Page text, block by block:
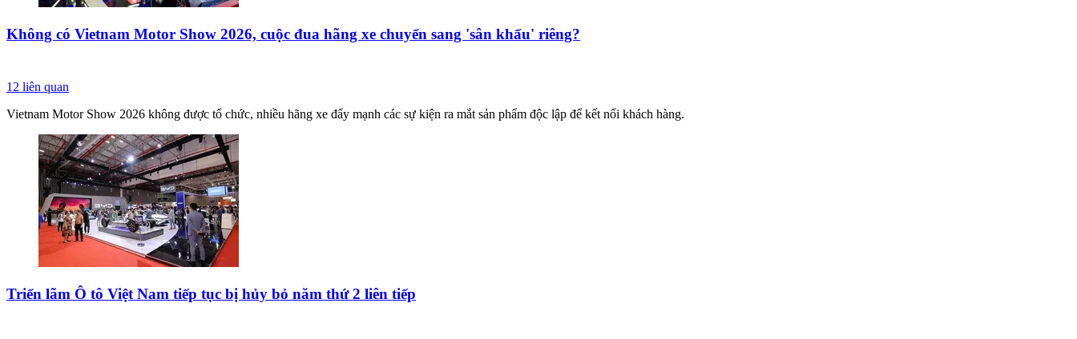
Không có Vietnam Motor Show 2026, cuộc đua hãng xe chuyển sang 'sân khấu' riêng?
12 liên quan
Vietnam Motor Show 2026 không được tổ chức, nhiều hãng xe đẩy mạnh các sự kiện ra mắt sản phẩm độc lập để kết nối khách hàng.
Triển lãm Ô tô Việt Nam tiếp tục bị hủy bỏ năm thứ 2 liên tiếp